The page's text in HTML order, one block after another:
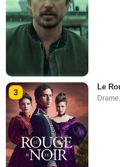
3
Le
Drame,